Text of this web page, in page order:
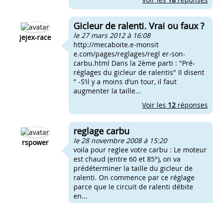
jejex-race
Gicleur de ralenti. Vrai ou faux ?
le 27 mars 2012 à 16:08
http://mecaboite.e-monsit
e.com/pages/reglages/regl er-son-
carbu.html Dans la 2ème parti : "Pré-
réglages du gicleur de ralentis" Il disent
" -S’il y a moins d’un tour, il faut
augmenter la taille...
Voir les 12 réponses
rspower
reglage carbu
le 28 novembre 2008 à 15:20
voila pour reglee votre carbu : Le moteur
est chaud (entre 60 et 85°), on va
prédéterminer la taille du gicleur de
ralenti. On commence par ce réglage
parce que le circuit de ralenti débite
en...